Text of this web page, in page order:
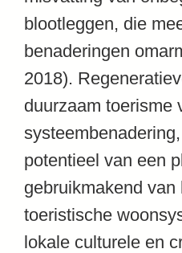
blootleggen, die
benaderingen
2018).
duurzaam toerisme
potentieel van een
gebruikmakend
toeristische
lokale culturele en